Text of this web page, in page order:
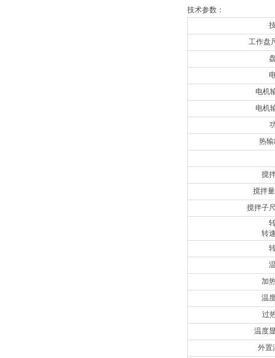
技术参数：
工作盘
电机
电机
热
搅
搅拌
搅拌子
转
加
温
过
温度
外置